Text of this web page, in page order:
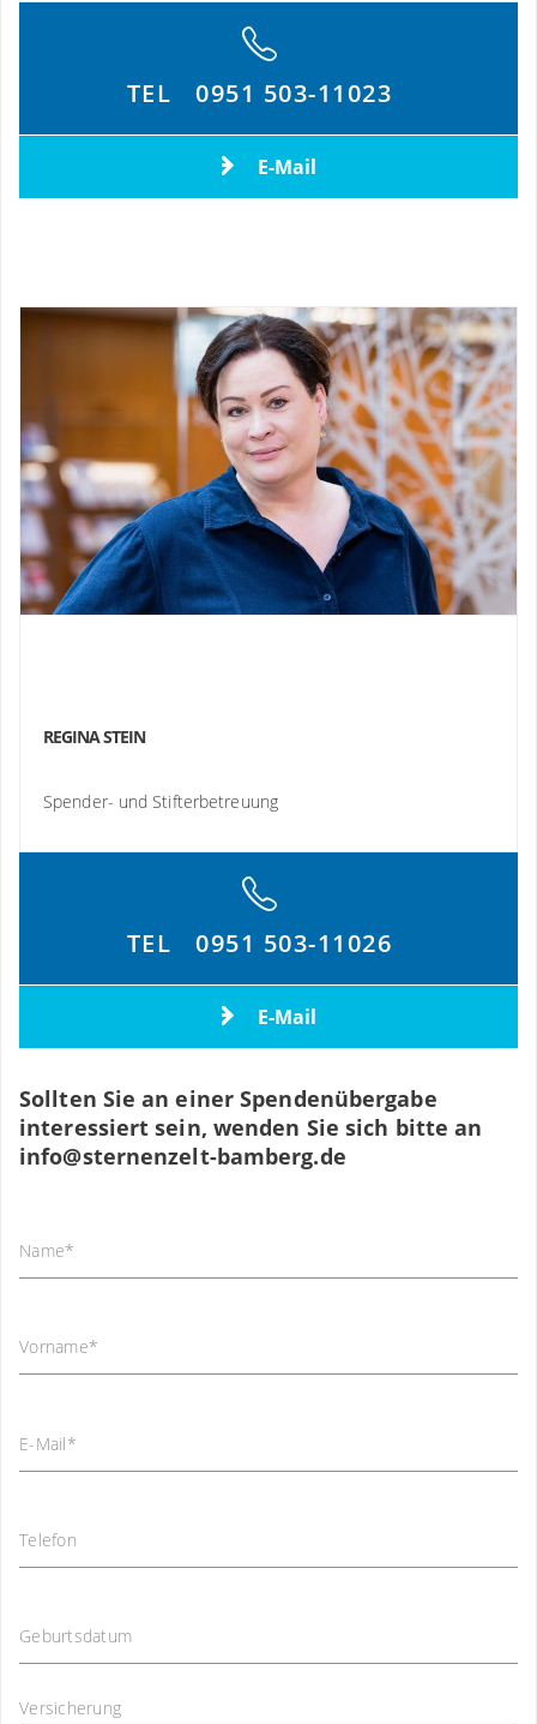
TEL 0951 503-11023
E-Mail
REGINA STEIN
Spender- und Stifterbetreuung
TEL 0951 503-11026
E-Mail
Sollten Sie an einer Spendenübergabe
interessiert sein, wenden Sie sich bitte an
info@sternenzelt-bamberg.de
Name*
Vorname*
E-Mail*
Telefon
Geburtsdatum
Versicherung